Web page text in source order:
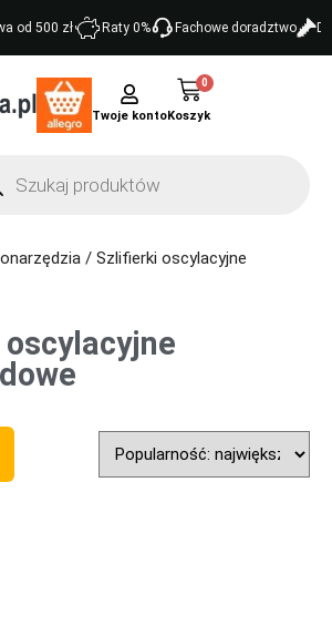
od 500 zł Raty 0% Fachowe doradztwo
Twoje konto
0
/ Szlifierki oscylacyjne
Sort Products